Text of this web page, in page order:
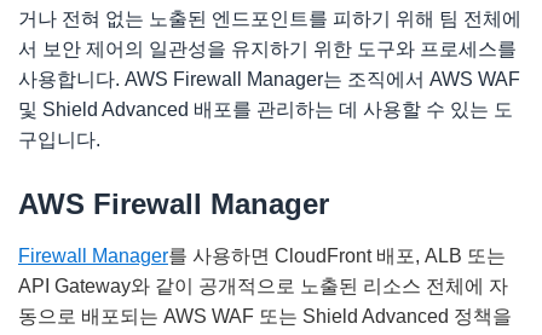
거나 전혀 없는 노출된 엔드포인트를 피하기 위해 팀 전체에
서 보안 제어의 일관성을 유지하기 위한 도구와 프로세스를
사용합니다. AWS Firewall Manager는 조직에서 AWS WAF
및 Shield Advanced 배포를 관리하는 데 사용할 수 있는 도
구입니다.
AWS Firewall Manager
Firewall Manager를 사용하면 CloudFront 배포, ALB 또는
API Gateway와 같이 공개적으로 노출된 리소스 전체에 자
동으로 배포되는 AWS WAF 또는 Shield Advanced 정책을